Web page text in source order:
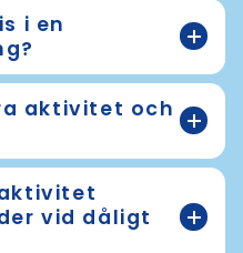
i en
aktivitet och
vid dåligt